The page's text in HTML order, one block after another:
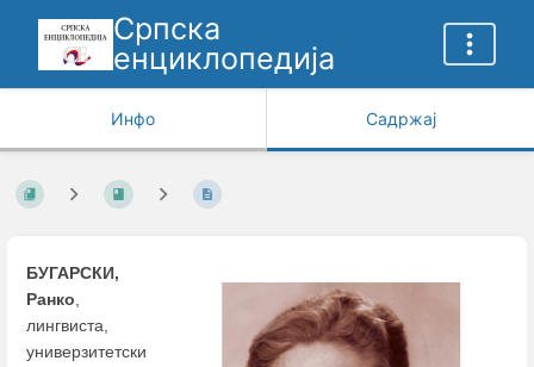
Српска
енциклопедија
Инфо Садржај
БУГАРСКИ,
Ранко,
лингвиста,
универзитетски